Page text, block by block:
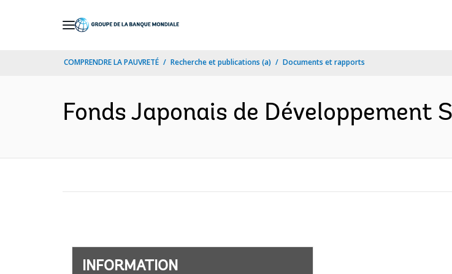
COMPRENDRE LA PAUVRETÉ Recherche et publications (a) Documents et rapports
Fonds Japonais de Développement
INFORMATION